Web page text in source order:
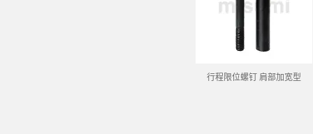
行程限位螺钉 肩部加宽型